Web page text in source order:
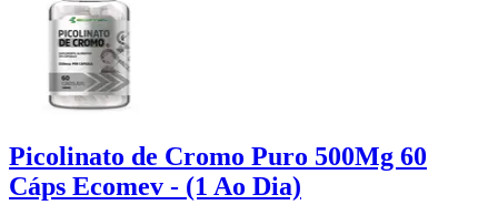
Picolinato de Cromo Puro 500Mg 60
Cáps Ecomev - (1 Ao Dia)